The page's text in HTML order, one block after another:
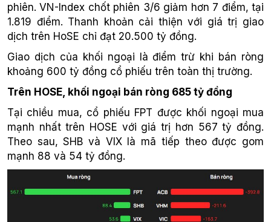
phiên. VN-Index chốt phiên 3/6 giảm hơn 7 điểm, tại
1.819 điểm. Thanh khoản cải thiện với giá trị giao
dịch trên HoSE chỉ đạt 20.500 tỷ đồng.
Giao dịch của khối ngoại là điểm trừ khi bán ròng
khoảng 600 tỷ đồng cổ phiếu trên toàn thị trường.
Trên HOSE, khối ngoại bán ròng 685 tỷ đồng
Tại chiều mua, cổ phiếu FPT được khối ngoại mua
mạnh nhất trên HOSE với giá trị hơn 567 tỷ đồng.
Theo sau, SHB và VIX là mã tiếp theo được gom
mạnh 88 và 54 tỷ đồng.